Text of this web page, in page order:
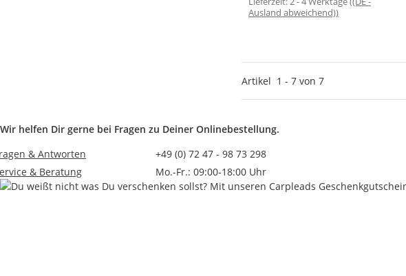
Ausland abweichend))
Artikel 1 - 7 von 7
Wir helfen Dir gerne bei Fragen zu Deiner Onlinebestellung.
& Antworten
& Beratung
+49 (0) 72 47 - 98 73 298
Mo.-Fr.: 09:00-18:00 Uhr